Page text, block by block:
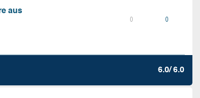
aus
0 0
6.0/ 6.0